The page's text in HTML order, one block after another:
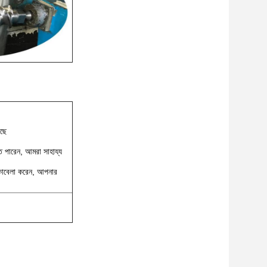
আমরা সাহায্য
করেন, আপনার